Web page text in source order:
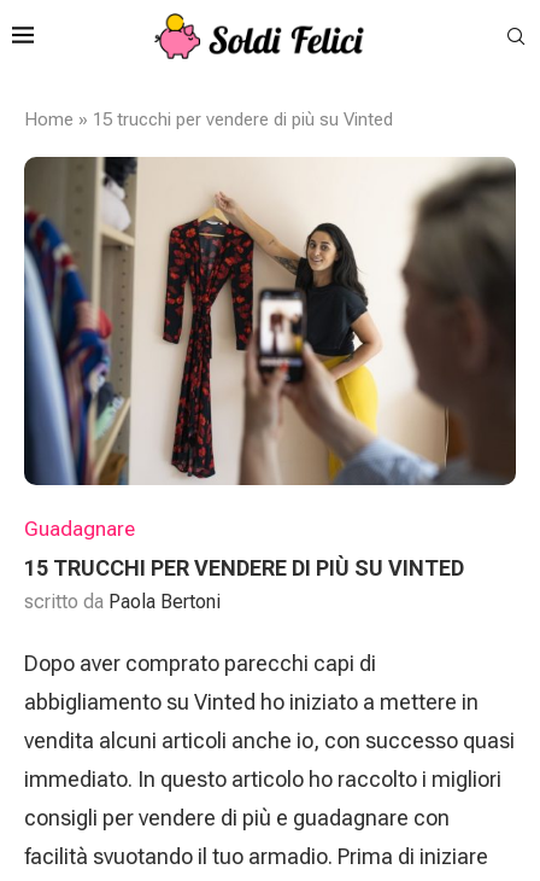
Home » 15 trucchi per vendere di più su Vinted
Guadagnare
15 TRUCCHI PER VENDERE DI PIÙ SU VINTED
scritto da Paola Bertoni
Dopo aver comprato parecchi capi di
abbigliamento su Vinted ho iniziato a mettere in
vendita alcuni articoli anche io, con successo quasi
immediato. In questo articolo ho raccolto i migliori
consigli per vendere di più e guadagnare con
facilità svuotando il tuo armadio. Prima di iniziare